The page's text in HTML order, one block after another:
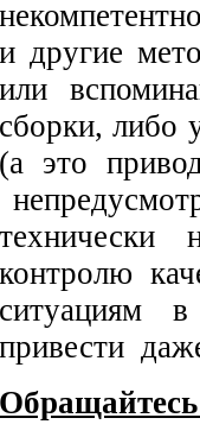
и другие
или
сборки, либо
(а это
технически
контролю
ситуациям
привести